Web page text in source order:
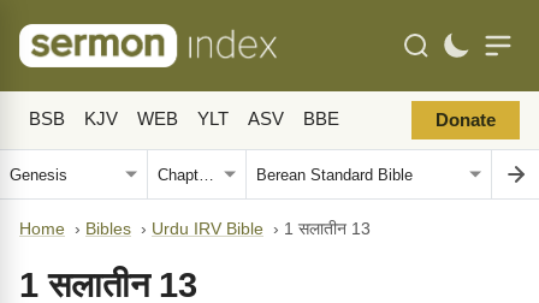
BSB KJV WEB YLT ASV BBE Donate
Home › Bibles › Urdu IRV Bible › 1 सलातीन 13
1 सलातीन 13